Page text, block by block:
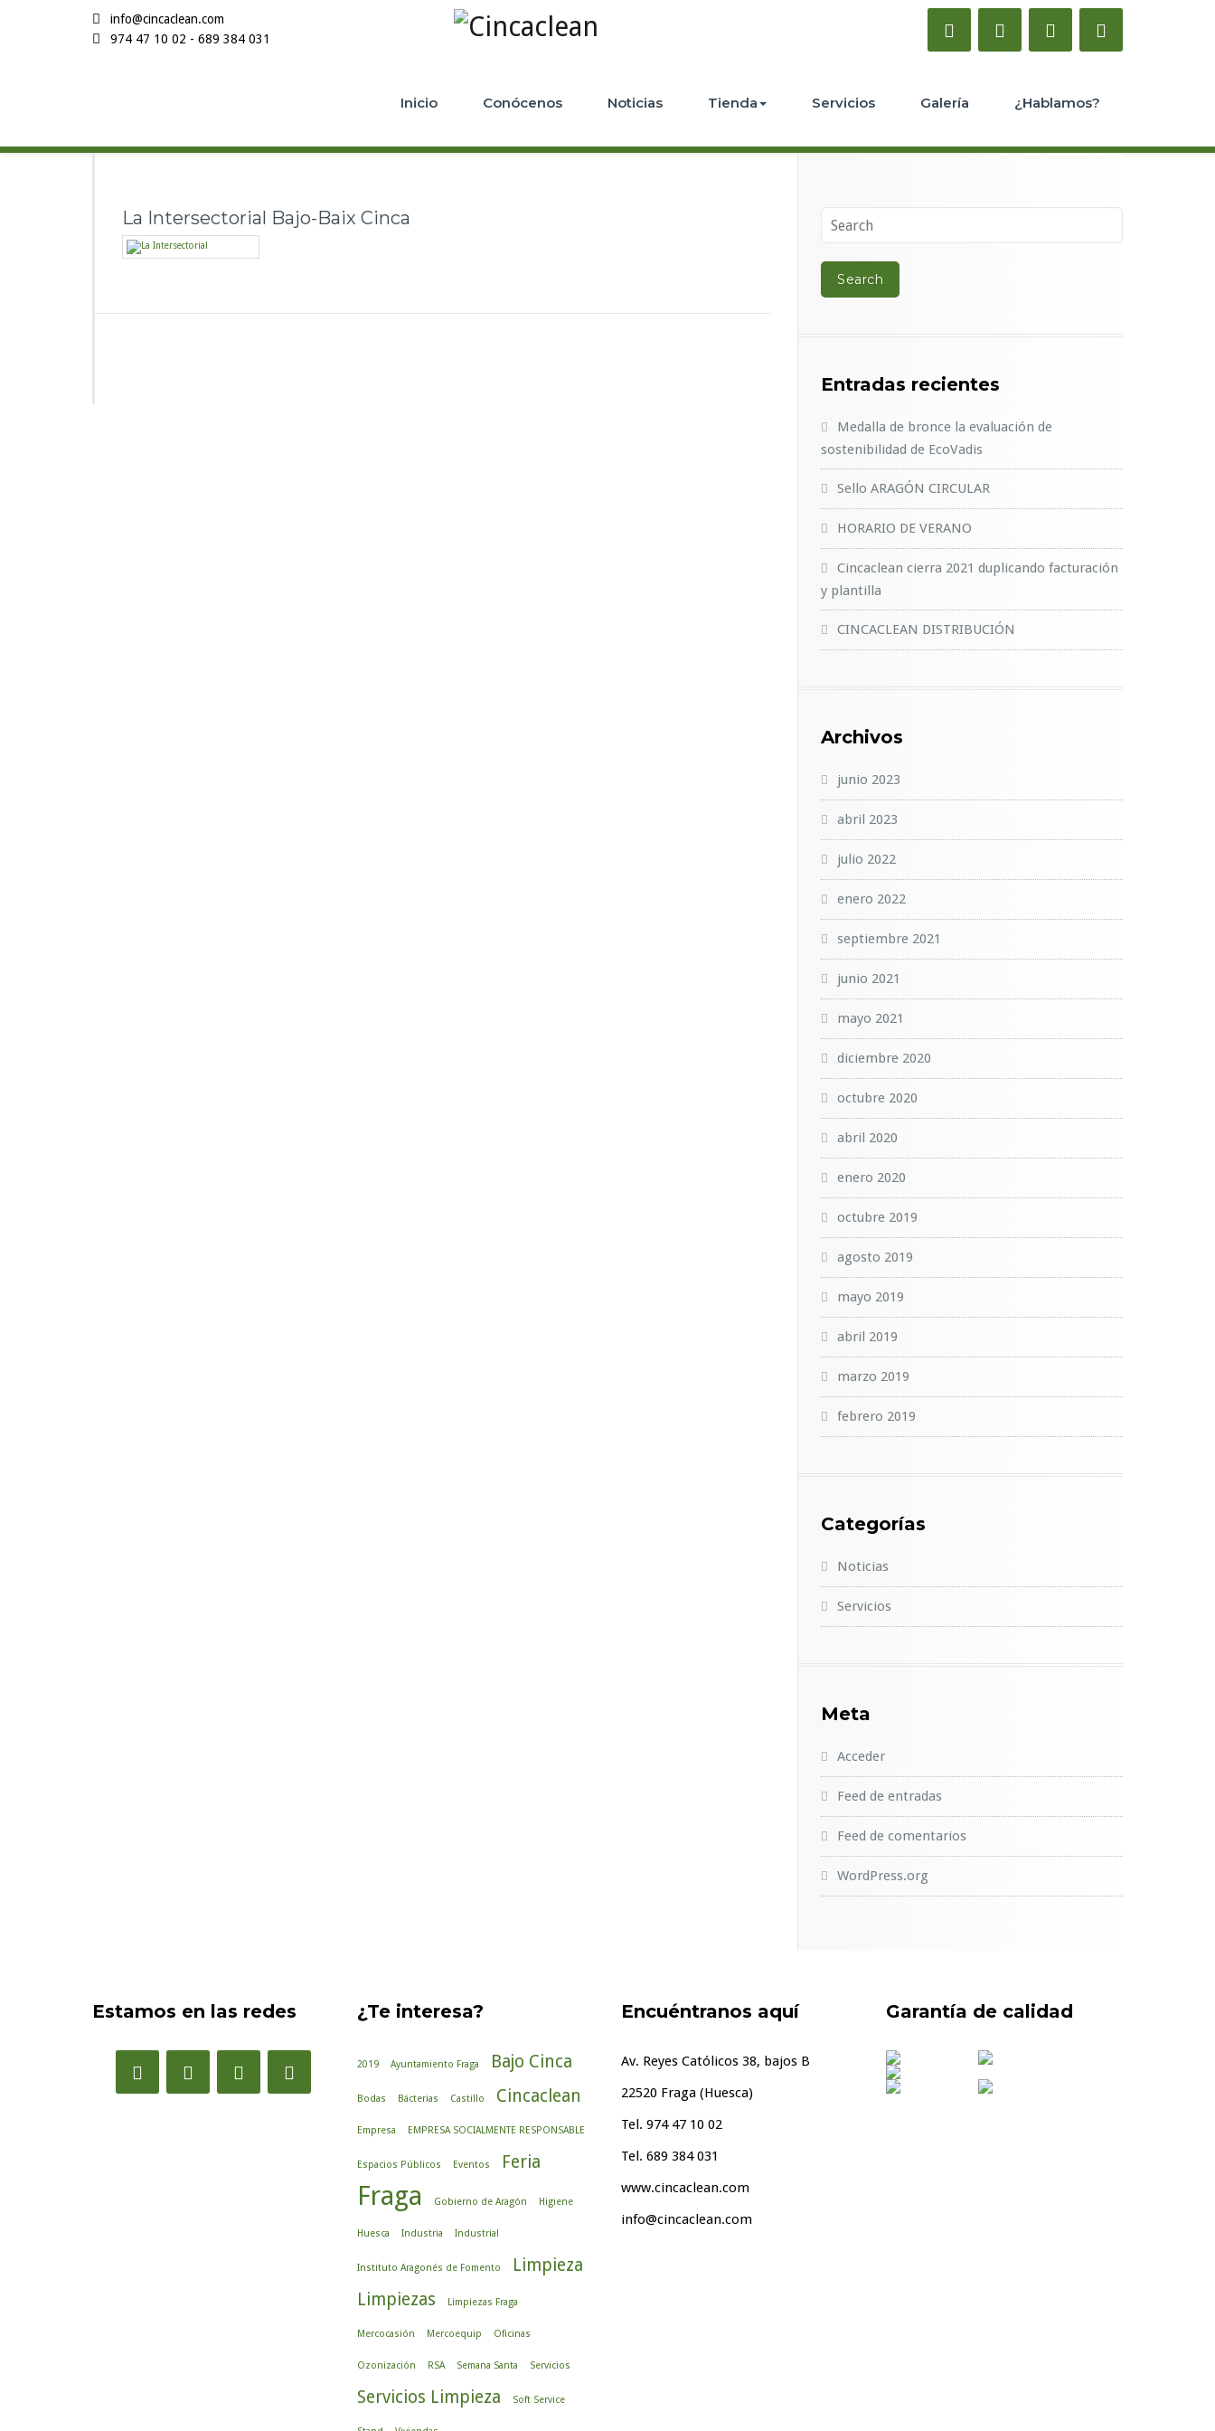
info@cincaclean.com
974 47 10 02 - 689 384 031
Inicio Conócenos Noticias Tienda Servicios Galería ¿Hablamos?
La Intersectorial Bajo-Baix Cinca
Entradas recientes
Medalla de bronce la evaluación de
sostenibilidad de EcoVadis
Sello ARAGÓN CIRCULAR
HORARIO DE VERANO
Cincaclean cierra 2021 duplicando facturación
y plantilla
CINCACLEAN DISTRIBUCIÓN
Archivos
junio 2023
abril 2023
julio 2022
enero 2022
septiembre 2021
junio 2021
mayo 2021
diciembre 2020
octubre 2020
abril 2020
enero 2020
octubre 2019
agosto 2019
mayo 2019
abril 2019
marzo 2019
febrero 2019
Categorías
Noticias
Servicios
Meta
Acceder
Feed de entradas
Feed de comentarios
WordPress.org
Estamos en las redes ¿Te interesa?
2019 Ayuntamiento Fraga Bajo Cinca
Bodas Bácterias Castillo Cincaclean
Empresa EMPRESA SOCIALMENTE RESPONSABLE
Espacios Públicos Eventos Feria
Fraga Gobierno de Aragón Higiene
Huesca Industria Industrial
Instituto Aragonés de Fomento
Limpieza
Limpiezas
Limpiezas Fraga
Mercocasión Mercoequip Oficinas
Ozonización RSA Semana Santa Servicios
Servicios Limpieza Soft Service
Encuéntranos aquí
Av. Reyes Católicos 38, bajos B
22520 Fraga (Huesca)
Tel. 974 47 10 02
Tel. 689 384 031
www.cincaclean.com
info@cincaclean.com
Garantía de calidad